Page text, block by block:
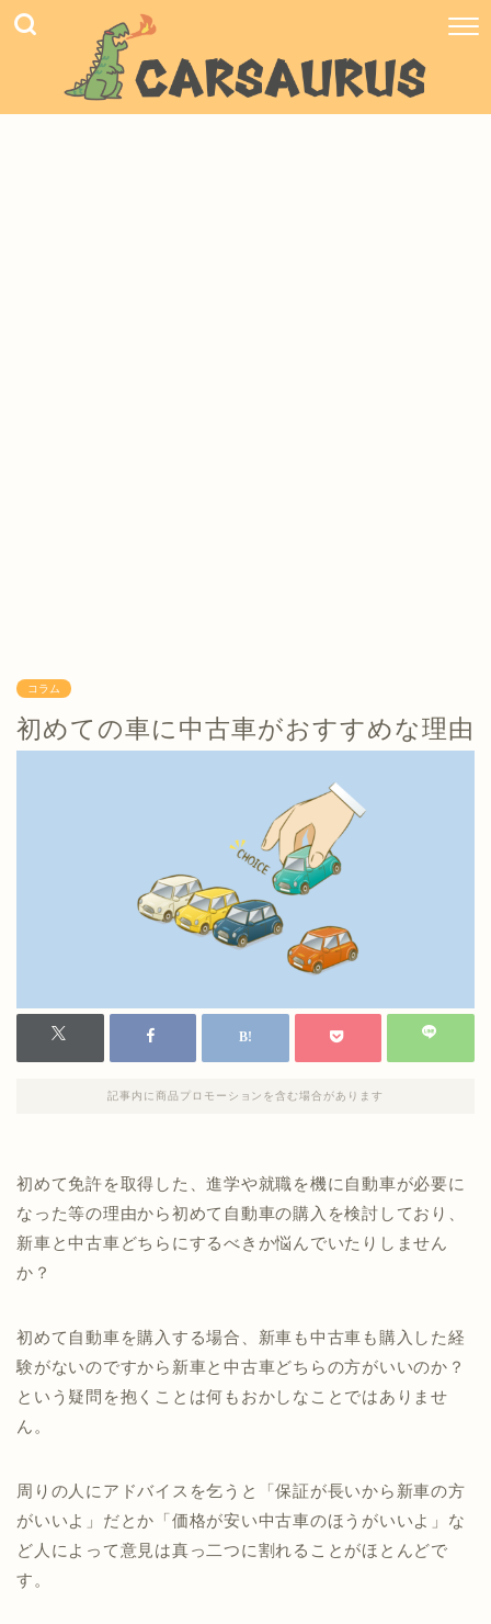
コラム
初めての車に中古車がおすすめな理由
記事内に商品プロモーションを含む場合があります
初めて免許を取得した、進学や就職を機に自動車が必要に
なった等の理由から初めて自動車の購入を検討しており、
新車と中古車どちらにするべきか悩んでいたりしません
か？
初めて自動車を購入する場合、新車も中古車も購入した経
験がないのですから新車と中古車どちらの方がいいのか？
という疑問を抱くことは何もおかしなことではありませ
ん。
周りの人にアドバイスを乞うと「保証が長いから新車の方
がいいよ」だとか「価格が安い中古車のほうがいいよ」な
ど人によって意見は真っ二つに割れることがほとんどで
す。